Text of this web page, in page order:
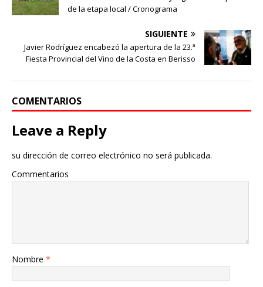
de la etapa local / Cronograma
SIGUIENTE
Javier Rodríguez encabezó la apertura de la 23.ª
Fiesta Provincial del Vino de la Costa en Berisso
COMENTARIOS
Leave a Reply
su dirección de correo electrónico no será publicada.
Commentarios
Nombre *